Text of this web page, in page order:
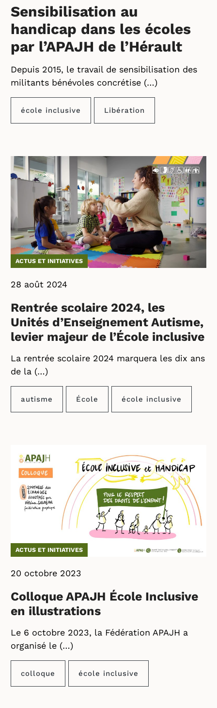
Sensibilisation au
handicap dans les écoles
par l’APAJH de l’Hérault
Depuis 2015, le travail de sensibilisation des
militants bénévoles concrétise (…)
école inclusive Libération
ACTUS ET INITIATIVES
28 août 2024
Rentrée scolaire 2024, les
Unités d’Enseignement Autisme,
levier majeur de l’École inclusive
La rentrée scolaire 2024 marquera les dix ans
de la (…)
autisme École école inclusive
ACTUS ET INITIATIVES
20 octobre 2023
Colloque APAJH École Inclusive
en illustrations
Le 6 octobre 2023, la Fédération APAJH a
organisé le (…)
colloque école inclusive